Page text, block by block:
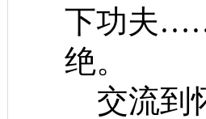
下功夫
绝。
交流到